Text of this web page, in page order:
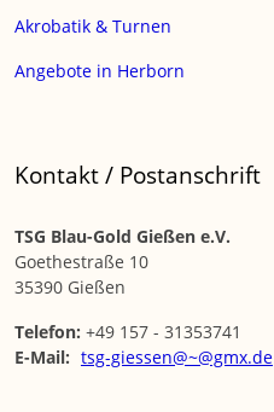
Akrobatik & Turnen
Angebote in Herborn
Kontakt / Postanschrift
TSG Blau-Gold Gießen e.V.
Goethestraße 10
35390 Gießen
Telefon: +49 157 - 31353741
E-Mail: tsg-giessen@~@gmx.de